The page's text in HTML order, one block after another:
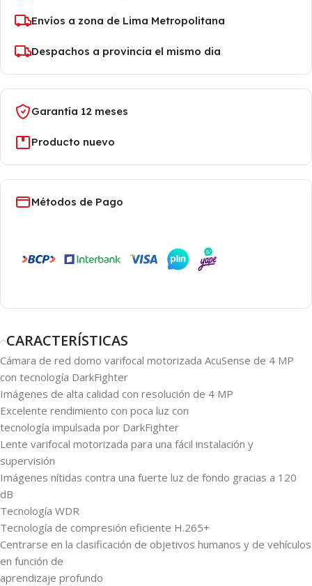
Envíos a zona de Lima Metropolitana
Despachos a provincia el mismo dia
Garantía 12 meses
Producto nuevo
Métodos de Pago
CARACTERÍSTICAS
Cámara de red domo varifocal motorizada AcuSense de 4 MP
con tecnología DarkFighter
Imágenes de alta calidad con resolución de 4 MP
Excelente rendimiento con poca luz con
tecnología impulsada por DarkFighter
Lente varifocal motorizada para una fácil instalación y
supervisión
Imágenes nítidas contra una fuerte luz de fondo gracias a 120
dB
Tecnología WDR
Tecnología de compresión eficiente H.265+
Centrarse en la clasificación de objetivos humanos y de vehículos
en función de
aprendizaje profundo